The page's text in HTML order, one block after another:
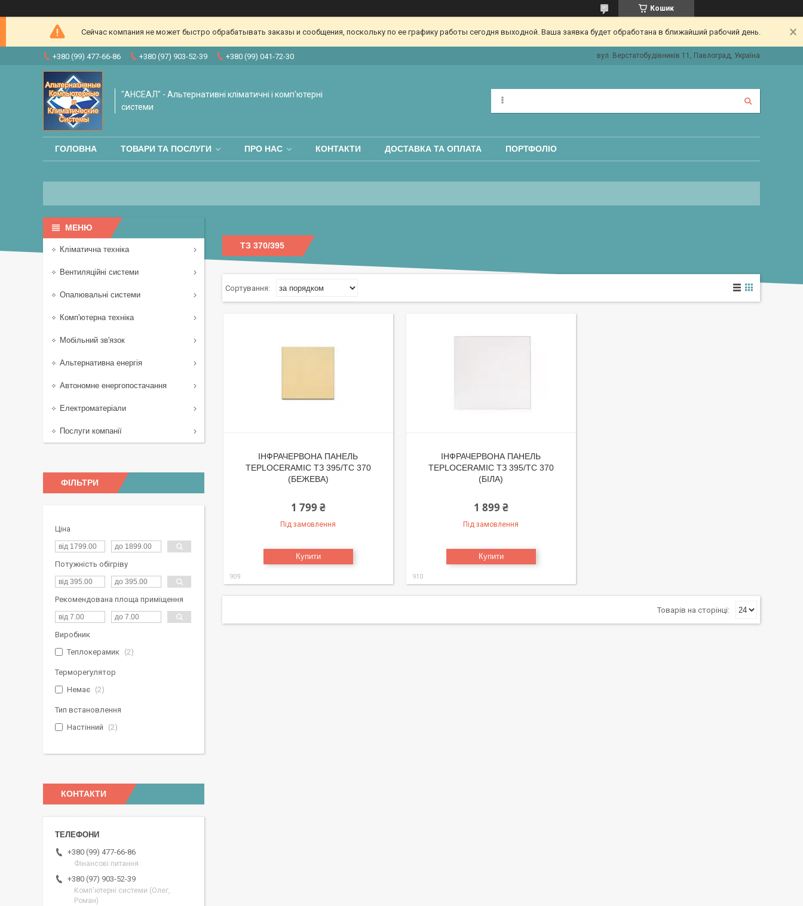
Кошик
Сейчас компания не может быстро обрабатывать заказы и сообщения, поскольку по ее графику работы сегодня выходной. Ваша заявка будет обработана в ближайший рабочий день.
+380 (99) 477-66-86 +380 (97) 903-52-39 +380 (99) 041-72-30 вул. Верстатобудівників 11, Павлоград, Україна
"АНСЕАЛ" - Альтернативні кліматичні і комп'ютерні
системи
ГОЛОВНА ТОВАРИ ТА ПОСЛУГИ ПРО НАС КОНТАКТИ ДОСТАВКА ТА ОПЛАТА ПОРТФОЛІО
ТЗ 370/395
ІНФРАЧЕРВОНА ПАНЕЛЬ
TEPLOCERAMIC ТЗ 395/ТС 370
(БЕЖЕВА)
1 799 ₴
Під замовлення
Купити
909
ІНФРАЧЕРВОНА ПАНЕЛЬ
TEPLOCERAMIC ТЗ 395/ТС 370
(БІЛА)
1 899 ₴
Під замовлення
Купити
910
Кліматична техніка
Вентиляційні системи
Опалювальні системи
Комп'ютерна техніка
Мобільний зв'язок
Альтернативна енергія
Автономне енергопостачання
Електроматеріали
Послуги компанії
ФІЛЬТРИ
Ціна
Потужність обігріву
Рекомендована площа приміщення
Виробник
Теплокерамик
2
Терморегулятор
Немає
2
Тип встановлення
Настінний
2
КОНТАКТИ
+380 (99) 477-66-86
Фінансові питання
+380 (97) 903-52-39
Комп'ютерні системи (Олег,
Роман)